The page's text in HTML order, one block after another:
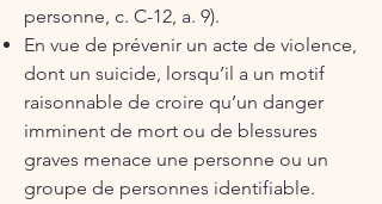
personne, c. C-12, a. 9).
En vue de prévenir un acte de violence,
dont un suicide, lorsqu’il a un motif
raisonnable de croire qu’un danger
imminent de mort ou de blessures
graves menace une personne ou un
groupe de personnes identifiable.